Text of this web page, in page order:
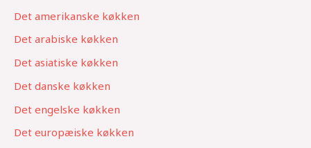
Det amerikanske køkken
Det arabiske køkken
Det asiatiske køkken
Det danske køkken
Det engelske køkken
Det europæiske køkken